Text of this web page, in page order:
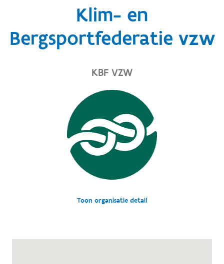
Klim- en
Bergsportfederatie vzw
KBF VZW
Toon organisatie detail